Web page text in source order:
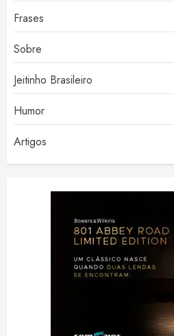
Frases
Sobre
Jeitinho Brasileiro
Humor
Artigos